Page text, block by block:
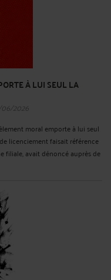
À LUI SEUL LA
2026
moral emporte à lui seul
licenciement faisait référence
filiale, avait dénoncé auprès de